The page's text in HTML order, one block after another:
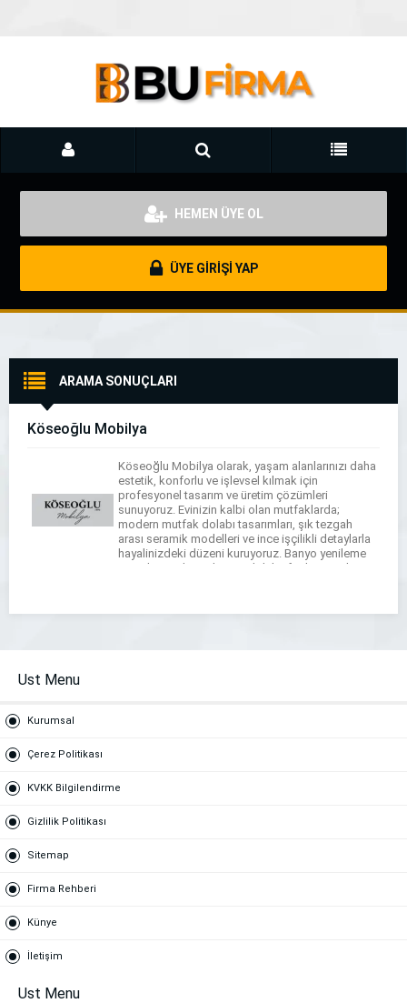
HEMEN ÜYE OL
ÜYE GİRİŞİ YAP
ARAMA SONUÇLARI
Köseoğlu Mobilya
Köseoğlu Mobilya olarak, yaşam alanlarınızı daha
estetik, konforlu ve işlevsel kılmak için
profesyonel tasarım ve üretim çözümleri
sunuyoruz. Evinizin kalbi olan mutfaklarda;
modern mutfak dolabı tasarımları, şık tezgah
arası seramik modelleri ve ince işçilikli detaylarla
hayalinizdeki düzeni kuruyoruz. Banyo yenileme
süreçlerinizde ise banyo dolabı, fonksiyonel
Ust Menu
Kurumsal
Çerez Politikası
KVKK Bilgilendirme
Gizlilik Politikası
Sitemap
Firma Rehberi
Künye
İletişim
Ust Menu